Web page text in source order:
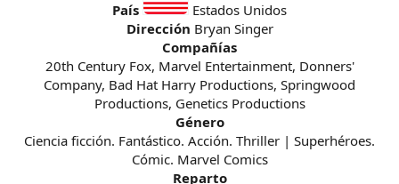
País
Estados Unidos
Dirección Bryan Singer
Compañías
20th Century Fox, Marvel Entertainment, Donners'
Company, Bad Hat Harry Productions, Springwood
Productions, Genetics Productions
Género
Ciencia ficción. Fantástico. Acción. Thriller | Superhéroes.
Cómic. Marvel Comics
Reparto